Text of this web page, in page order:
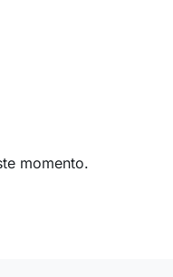
momento.